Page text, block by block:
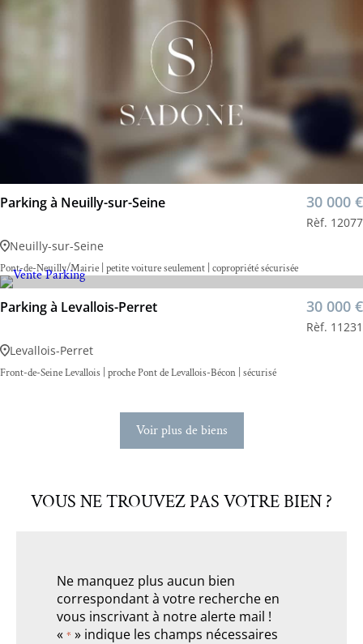
Parking à Neuilly-sur-Seine 30 000 €
Rèf. 12077
Neuilly-sur-Seine
Pont-de-Neuilly/Mairie | petite voiture seulement | copropriété sécurisée
Parking à Levallois-Perret 30 000 €
Rèf. 11231
Levallois-Perret
Front-de-Seine Levallois | proche Pont de Levallois-Bécon | sécurisé
Voir plus de biens
VOUS NE TROUVEZ PAS VOTRE BIEN ?
Ne manquez plus aucun bien
correspondant à votre recherche en
vous inscrivant à notre alerte mail !
« * » indique les champs nécessaires